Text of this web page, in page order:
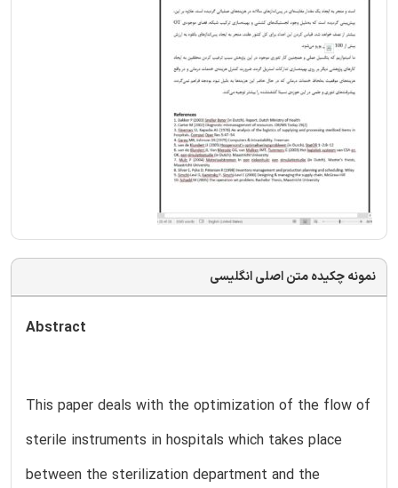
نمونه چکیده متن اصلی انگلیسی
Abstract
This paper deals with the optimization of the flow of
sterile instruments in hospitals which takes place
between the sterilization department and the